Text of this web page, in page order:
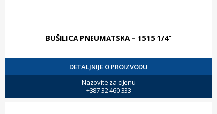
BUŠILICA PNEUMATSKA – 1515 1/4”
DETALJNIJE O PROIZVODU
Nazovite za cijenu
+387 32 460 333